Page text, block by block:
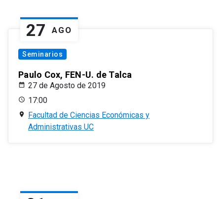
27 AGO
Seminarios
Paulo Cox, FEN-U. de Talca
27 de Agosto de 2019
17:00
Facultad de Ciencias Económicas y
Administrativas UC